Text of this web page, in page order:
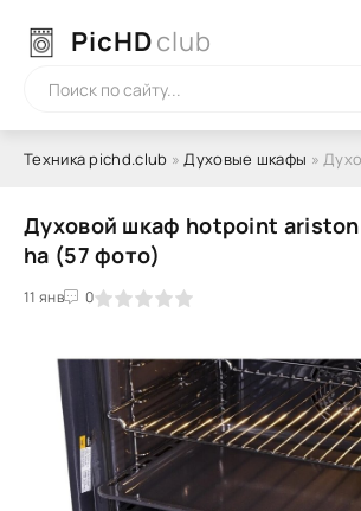
PicHDclub
Техника pichd.club »Духовые шкафы » Духовой
Духовой шкаф hotpoint ariston
ha (57 фото)
11 янв 0
3 4 5